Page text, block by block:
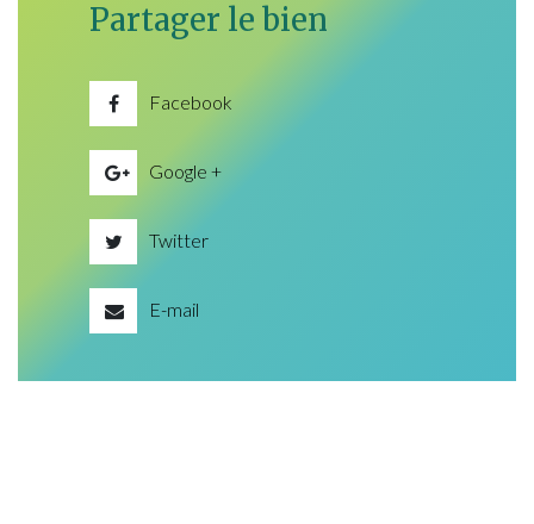
Partager le bien
Facebook
Google +
Twitter
E-mail